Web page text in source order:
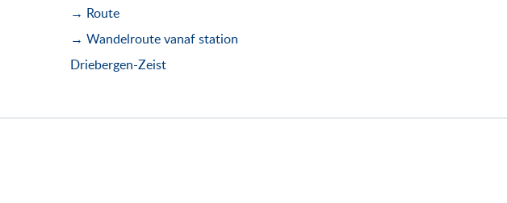
→ Route
→ Wandelroute vanaf station
Driebergen-Zeist